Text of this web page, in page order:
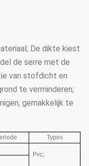
De dikte kiest
de serre met de
van stofdicht en
te verminderen;
gemakkelijk te
Types
Pvc;